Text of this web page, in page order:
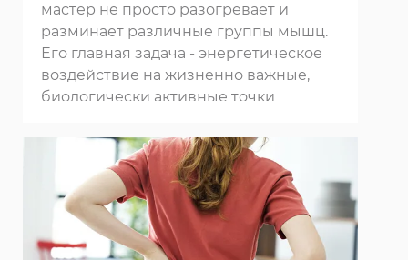
мастер не просто разогревает и
разминает различные группы мышц.
Его главная задача - энергетическое
воздействие на жизненно важные,
биологически активные точки
процедуры достигается
динамическое равновесие всех
системы организма, благодаря чему
повышается его сопротивление
негативному влиянию внешней
среды, замедляются процессы